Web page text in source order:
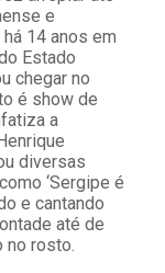
e
14 anos em
Estado
chegar no
é show de
a
diversas
‘Sergipe é
e cantando
até de
no rosto.